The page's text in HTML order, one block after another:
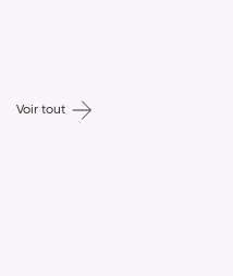
Voir tout